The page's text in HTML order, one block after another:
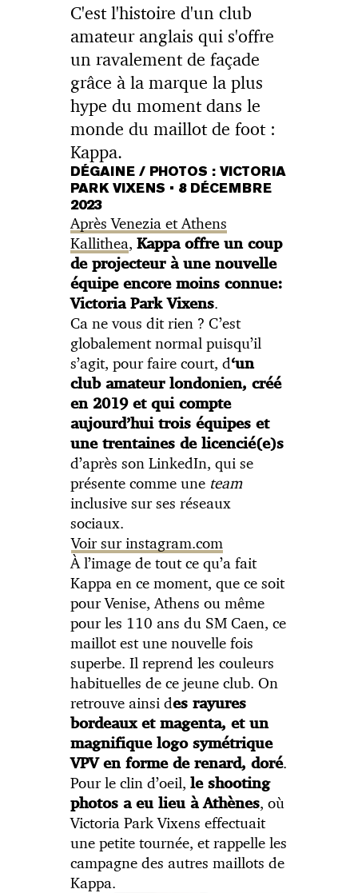
C'est l'histoire d'un club
amateur anglais qui s'offre
un ravalement de façade
grâce à la marque la plus
hype du moment dans le
monde du maillot de foot :
Kappa.
DÉGAINE / PHOTOS : VICTORIA
PARK VIXENS • 8 DÉCEMBRE
2023
Après Venezia et Athens
Kallithea,Kappa offre un coup
de projecteur à une nouvelle
équipe encore moins connue:
Victoria Park Vixens.
Ca ne vous dit rien ? C’est
globalement normal puisqu’il
s’agit, pour faire court, d‘un
club amateur londonien, créé
en 2019 et qui compte
aujourd’hui trois équipes et
une trentaines de licencié(e)s
d’après son LinkedIn, qui se
présente comme une team
inclusive sur ses réseaux
sociaux.
Voir sur instagram.com
À l’image de tout ce qu’a fait
Kappa en ce moment, que ce soit
pour Venise, Athens ou même
pour les 110 ans du SM Caen, ce
maillot est une nouvelle fois
superbe. Il reprend les couleurs
habituelles de ce jeune club. On
retrouve ainsi des rayures
bordeaux et magenta, et un
magnifique logo symétrique
VPV en forme de renard, doré.
Pour le clin d’oeil,le shooting
photos a eu lieu à Athènes, où
Victoria Park Vixens effectuait
une petite tournée, et rappelle les
campagne des autres maillots de
Kappa.